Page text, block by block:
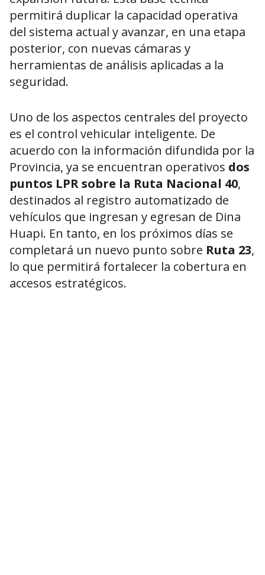
permitirá duplicar la capacidad operativa
del sistema actual y avanzar, en una etapa
posterior, con nuevas cámaras y
herramientas de análisis aplicadas a la
seguridad.
Uno de los aspectos centrales del proyecto
es el control vehicular inteligente. De
acuerdo con la información difundida por la
Provincia, ya se encuentran operativos dos
puntos LPR sobre la Ruta Nacional 40,
destinados al registro automatizado de
vehículos que ingresan y egresan de Dina
Huapi. En tanto, en los próximos días se
completará un nuevo punto sobre Ruta 23,
lo que permitirá fortalecer la cobertura en
accesos estratégicos.